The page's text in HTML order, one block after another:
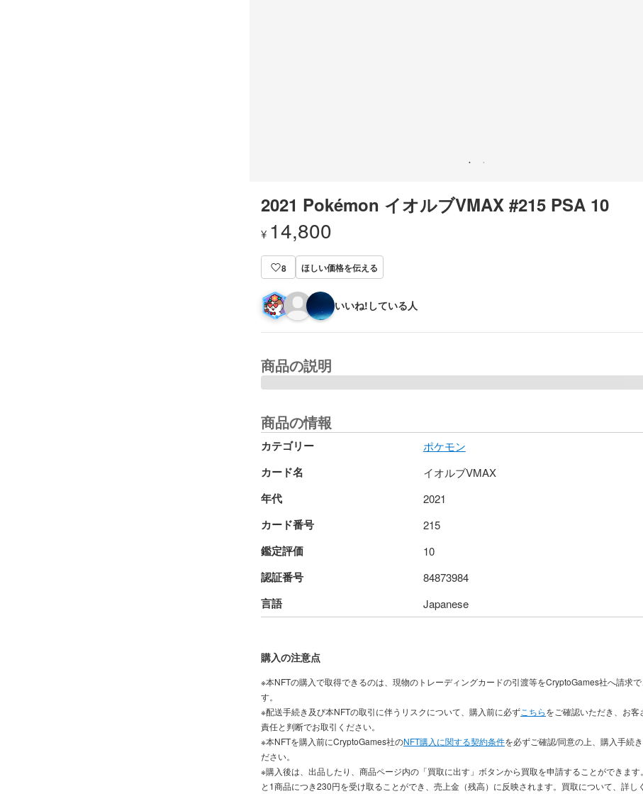
2021 Pokémon イオルブVMAX #215 PSA 10
¥ 14,800
8 ほしい価格を伝える
いいね!している人
商品の説明
商品の情報
カテゴリー ポケモン
カード名 イオルブVMAX
年代 2021
カード番号 215
鑑定評価 10
認証番号 84873984
言語 Japanese
購入の注意点
※本NFTの購入で取得できるのは、現物のトレーディングカードの引渡等をCryptoGames社へ請求
す。
※配送手続き及び本NFTの取引に伴うリスクについて、購入前に必ずこちらをご確認いただき、お客
責任と判断でお取引ください。
※本NFTを購入前にCryptoGames社のNFT購入に関する契約条件を必ずご確認/同意の上、購入手続
ださい。
※購入後は、出品したり、商品ページ内の「買取に出す」ボタンから買取を申請することができま
と1商品につき230円を受け取ることができ、売上金（残高）に反映されます。買取について、詳し